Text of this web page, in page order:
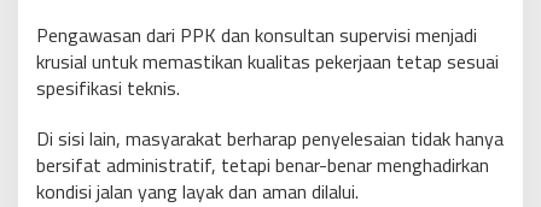
Pengawasan dari PPK dan konsultan supervisi menjadi
krusial untuk memastikan kualitas pekerjaan tetap sesuai
spesifikasi teknis.
Di sisi lain, masyarakat berharap penyelesaian tidak hanya
bersifat administratif, tetapi benar-benar menghadirkan
kondisi jalan yang layak dan aman dilalui.